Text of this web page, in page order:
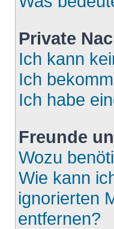
Private
Ich kann
Ich
Ich habe
Freunde
Wozu
Wie kann
ignorierten
entfernen?